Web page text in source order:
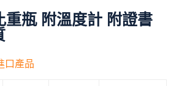
重瓶 附溫度計 附證書
口產品